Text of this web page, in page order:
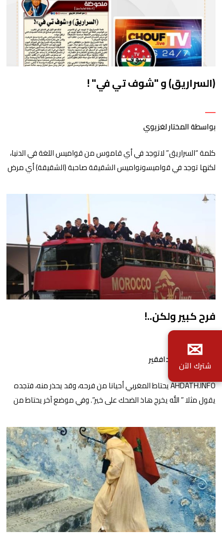
(السراريق) و "شوف تي في" !
بواسطة المختار لغزيوي
كلمة “السراريق” لاتوجد في أي قاموس من قواميس اللغة في الدنيا،
لكنها توجد في قواميسونواميس الشقيقة صاحبة (الشقيقة) أي مرض
تشتق من “الفقاقير” التي قالها ذات يوم رئيس وزراء سابق لبلاد تبون،
وكانيقصد بها الفقراء، واليوم نحن نقصد بها اللصوص، أو السراق، أو من
نسميهم بدارجنا المغربيالعريق […]
فرح كبير ولكن..!
بواسطة يونس دافقير
AHDATH.INFO يحتاط المغربي أحيانا من فرحه، وقد يحذر منه، فتجده
يقول مثلا ” الله يخرج هاذ الضحك على خير”. وفي موضع آخر يحتاط من
السوسيولوجيا المغربية على تحديد طبيعة بعض النفسيات التي برزت
على الواجهة منذ عودة المنتخب الوطني من ملحمة قطر. فقد […]
✉
شترك الآن